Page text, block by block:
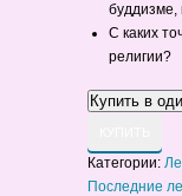
буддизме,
С каких
религии?
Категории:
Последние